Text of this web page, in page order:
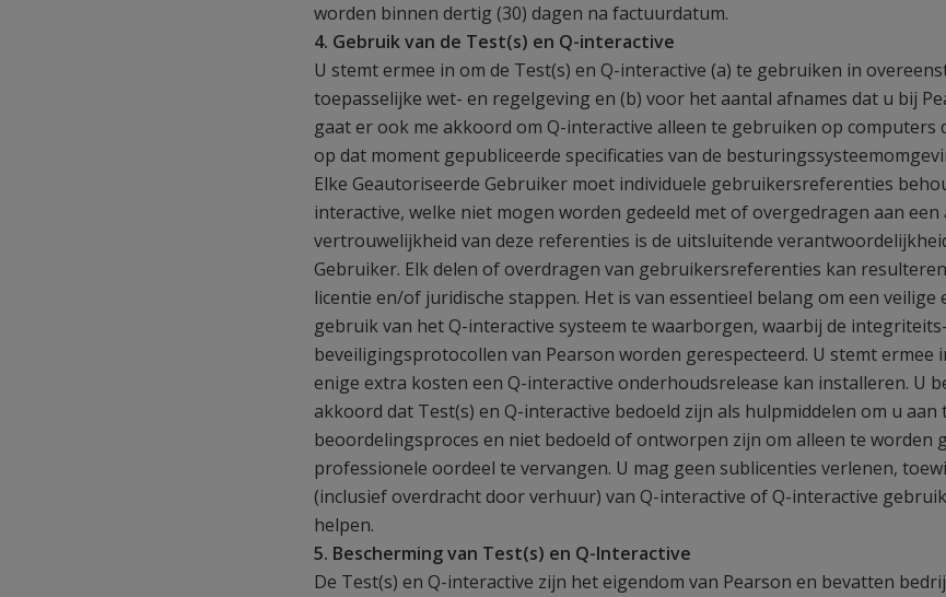
worden binnen dertig (30) dagen na factuurdatum.
4. Gebruik van de Test(s) en Q-interactive
U stemt ermee in om de Test(s) en Q-interactive (a) te gebruiken in
toepasselijke wet- en regelgeving en (b) voor het aantal afnames dat u bij
gaat er ook me akkoord om Q-interactive alleen te gebruiken op computers
op dat moment gepubliceerde specificaties van de
Elke Geautoriseerde Gebruiker moet individuele gebruikersreferenties
interactive, welke niet mogen worden gedeeld met of overgedragen aan een
vertrouwelijkheid van deze referenties is de uitsluitende
Gebruiker. Elk delen of overdragen van gebruikersreferenties kan
licentie en/of juridische stappen. Het is van essentieel belang om een veilige
gebruik van het Q-interactive systeem te waarborgen, waarbij de
beveiligingsprotocollen van Pearson worden gerespecteerd. U stemt ermee
enige extra kosten een Q-interactive onderhoudsrelease kan installeren. U
akkoord dat Test(s) en Q-interactive bedoeld zijn als hulpmiddelen om u
beoordelingsproces en niet bedoeld of ontworpen zijn om alleen te worden
professionele oordeel te vervangen. U mag geen sublicenties verlenen,
(inclusief overdracht door verhuur) van Q-interactive of Q-interactive
helpen.
5. Bescherming van Test(s) en Q-Interactive
De Test(s) en Q-interactive zijn het eigendom van Pearson en bevatten